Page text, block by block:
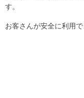
す。
お客さんが安全に利用